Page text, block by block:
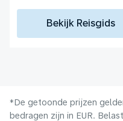
Bekijk Reisgids
*De getoonde prijzen
bedragen zijn in EUR.